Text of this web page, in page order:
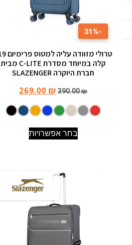
-31%
קלה במיוחד מסדרת C-LITE מבית
חברת היוקרה SLAZENGER
390.00₪
269.00 ₪
בחר אפשרויות